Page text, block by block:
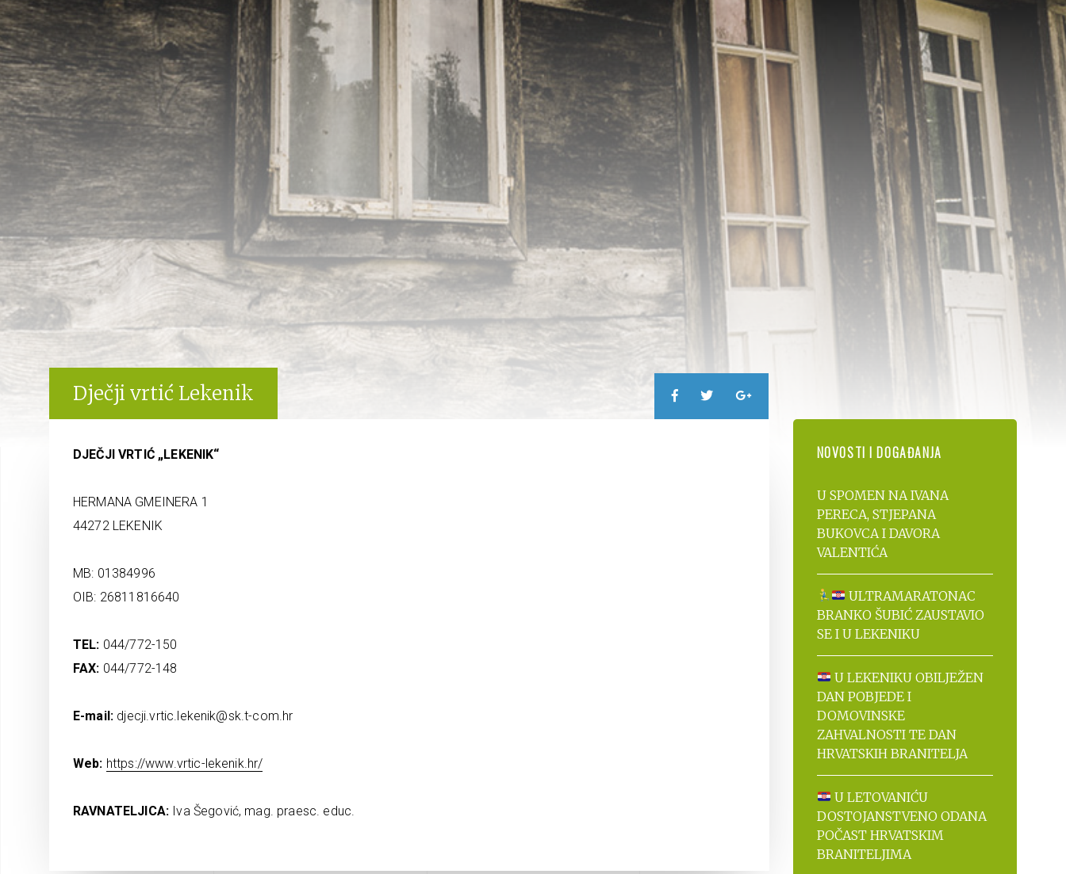
Dječji vrtić Lekenik
DJEČJI VRTIĆ „LEKENIK“
HERMANA GMEINERA 1
44272 LEKENIK
MB: 01384996
OIB: 26811816640
TEL: 044/772-150
FAX: 044/772-148
E-mail: djecji.vrtic.lekenik@sk.t-com.hr
Web: https://www.vrtic-lekenik.hr/
RAVNATELJICA: Iva Šegović, mag. praesc. educ.
NOVOSTI I DOGAĐANJA
U SPOMEN NA IVANA
PERECA, STJEPANA
BUKOVCA I DAVORA
VALENTIĆA
ULTRAMARATONAC
BRANKO ŠUBIĆ ZAUSTAVIO
SE I U LEKENIKU
U LEKENIKU OBILJEŽEN
DAN POBJEDE I
DOMOVINSKE
ZAHVALNOSTI TE DAN
HRVATSKIH BRANITELJA
U LETOVANIĆU
DOSTOJANSTVENO ODANA
POČAST HRVATSKIM
BRANITELJIMA